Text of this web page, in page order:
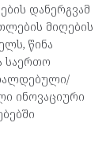
დანერგვამ
მიღების
წინა
საერთო
ინოვაციური